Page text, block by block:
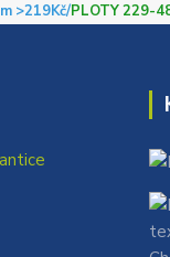
>219Kč/PLOTY 229-